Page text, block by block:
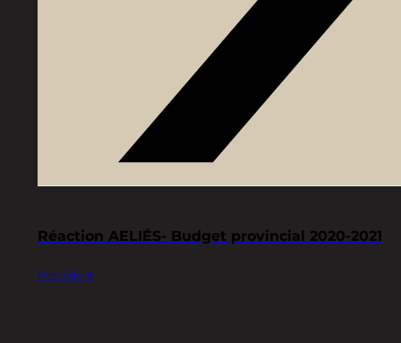
Précédent
Réaction AELIÉS- Budget provincial 2020-2021